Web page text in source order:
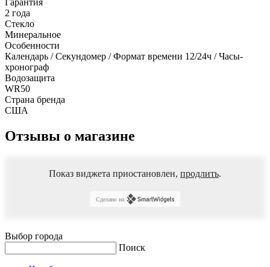
Гарантия
2 года
Стекло
Минеральное
Особенности
Календарь / Секундомер / Формат времени 12/24ч / Часы-
хронограф
Водозащита
WR50
Страна бренда
США
Отзывы о магазине
Показ виджета приостановлен, продлить.
Сделано на
Выбор города
Поиск